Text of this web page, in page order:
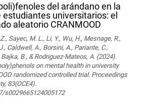
del arándano en la
estudiantes universitarios: el
aleatorio CRANMOOD
Sayec, M. L., Li, Y., Wu, H., Mesnage, R.,
Caldwell, A., Borsini, A., Pariante, C.,
Bajka, B., & Rodriguez-Mateos, A. (2024).
on mental health in university
randomized controlled trial. Proceedings
83(OCE4).
s0029665124005172